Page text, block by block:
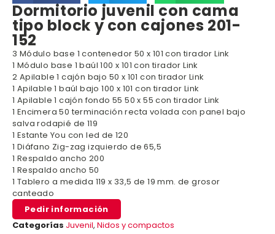
Dormitorio juvenil con cama
tipo block y con cajones 201-
152
3 Módulo base 1 contenedor 50 x 101 con tirador Link
1 Módulo base 1 baúl 100 x 101 con tirador Link
2 Apilable 1 cajón bajo 50 x 101 con tirador Link
1 Apilable 1 baúl bajo 100 x 101 con tirador Link
1 Apilable 1 cajón fondo 55 50 x 55 con tirador Link
1 Encimera 50 terminación recta volada con panel bajo
salva rodapié de 119
1 Estante You con led de 120
1 Diáfano Zig-zag izquierdo de 65,5
1 Respaldo ancho 200
1 Respaldo ancho 50
1 Tablero a medida 119 x 33,5 de 19 mm. de grosor
canteado
Pedir información
Categorías Juvenil, Nidos y compactos